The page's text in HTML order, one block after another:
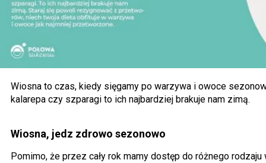
Wiosna to czas, kiedy sięgamy po warzywa i owoce
kalarepa czy szparagi to ich najbardziej brakuje nam zimą.
Wiosna, jedz zdrowo sezonowo
Pomimo, że przez cały rok mamy dostęp do różnego